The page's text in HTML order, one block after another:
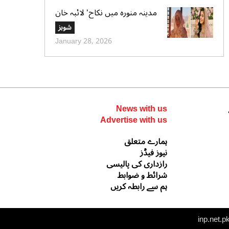
مدینہ منورہ میں نکاح‘ لائبہ خان
کی دعائے خیر کی تصاویر بھی
وائرل
شوبز
January 28, 2026
News with us
Advertise with us
ہمارے متعلق
نیوز فیڈز
رازداری کی پالیسی
شرائط و ضوابط
ہم سے رابطہ کریں